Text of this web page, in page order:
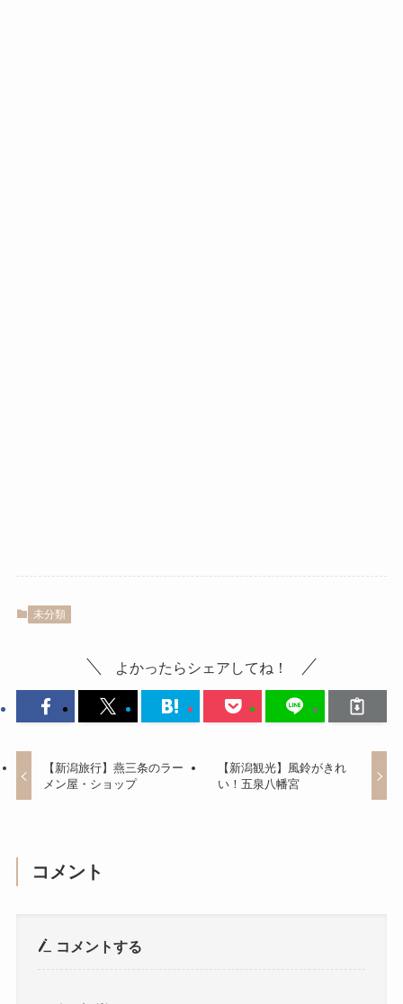
未分類
よかったらシェアしてね！
【新潟旅行】燕三条のラー
メン屋・ショップ
【新潟観光】風鈴がきれ
い！五泉八幡宮
コメント
コメントする